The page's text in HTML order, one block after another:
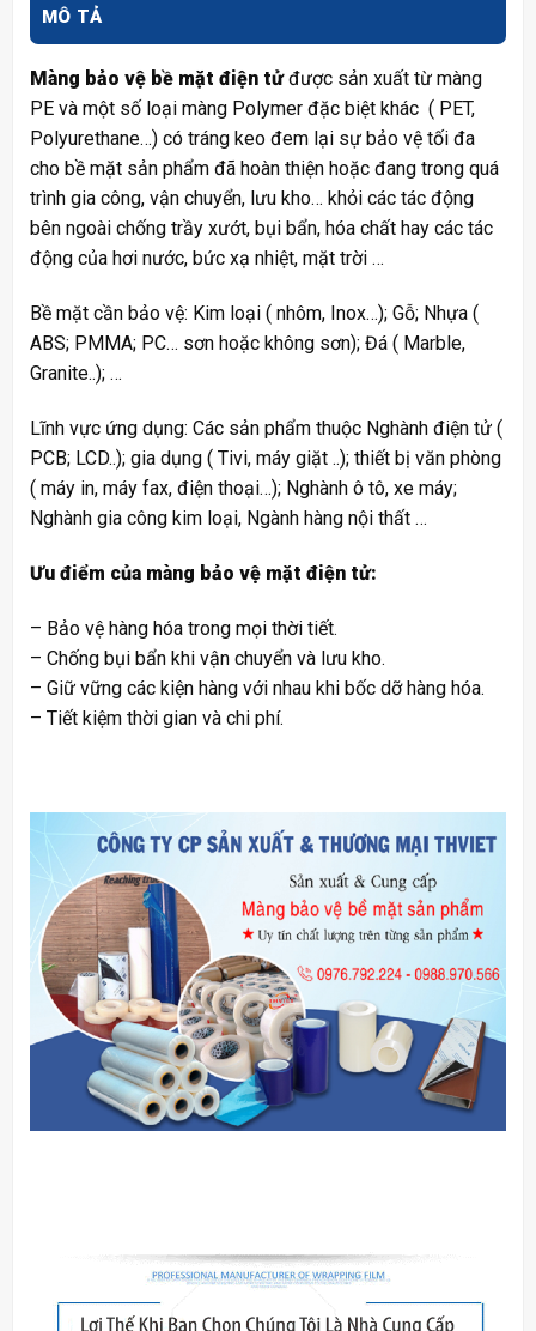
MÔ TẢ
Màng bảo vệ bề mặt điện tửđược sản xuất từ màng
PE và một số loại màng Polymer đặc biệt khác ( PET,
Polyurethane…) có tráng keo đem lại sự bảo vệ tối đa
cho bề mặt sản phẩm đã hoàn thiện hoặc đang trong quá
trình gia công, vận chuyển, lưu kho… khỏi các tác động
bên ngoài chống trầy xướt, bụi bẩn, hóa chất hay các tác
động của hơi nước, bức xạ nhiệt, mặt trời …
Bề mặt cần bảo vệ: Kim loại ( nhôm, Inox…); Gỗ; Nhựa (
ABS; PMMA; PC… sơn hoặc không sơn); Đá ( Marble,
Granite..); …
Lĩnh vực ứng dụng: Các sản phẩm thuộc Nghành điện tử (
PCB; LCD..); gia dụng ( Tivi, máy giặt ..); thiết bị văn phòng
( máy in, máy fax, điện thoại…); Nghành ô tô, xe máy;
Nghành gia công kim loại, Ngành hàng nội thất …
Ưu điểm của màng bảo vệ mặt điện tử:
– Bảo vệ hàng hóa trong mọi thời tiết.
– Chống bụi bẩn khi vận chuyển và lưu kho.
– Giữ vững các kiện hàng với nhau khi bốc dỡ hàng hóa.
– Tiết kiệm thời gian và chi phí.